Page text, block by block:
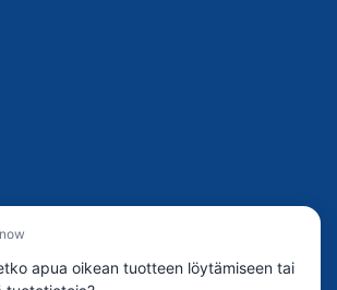
apua oikean tuotteen löytämiseen tai